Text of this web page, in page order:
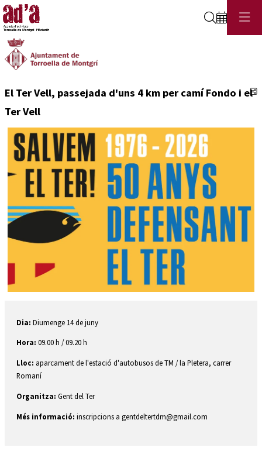
Cerca
El Ter Vell, passejada d'uns 4 km per camí Fondo i el
Ter Vell
Dia: Diumenge 14 de juny
Hora: 09.00 h / 09.20 h
Lloc: aparcament de l'estació d'autobusos de TM / la Pletera, carrer
Romaní
Organitza: Gent del Ter
Més informació: inscripcions a gentdeltertdm@gmail.com